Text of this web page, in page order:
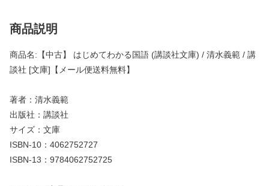
商品説明
商品名:【中古】 はじめてわかる国語 (講談社文庫) / 清水義範 / 講
談社 [文庫]【メール便送料無料】
著者：清水義範
出版社：講談社
サイズ：文庫
ISBN-10：4062752727
ISBN-13：9784062752725